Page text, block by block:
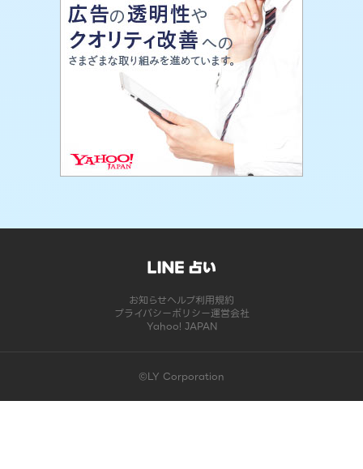
お知らせヘルプ利用規約
プライバシーポリシー運営会社
Yahoo! JAPAN
©LY Corporation
このコンテンツは掲載が終了しました | LINE占い